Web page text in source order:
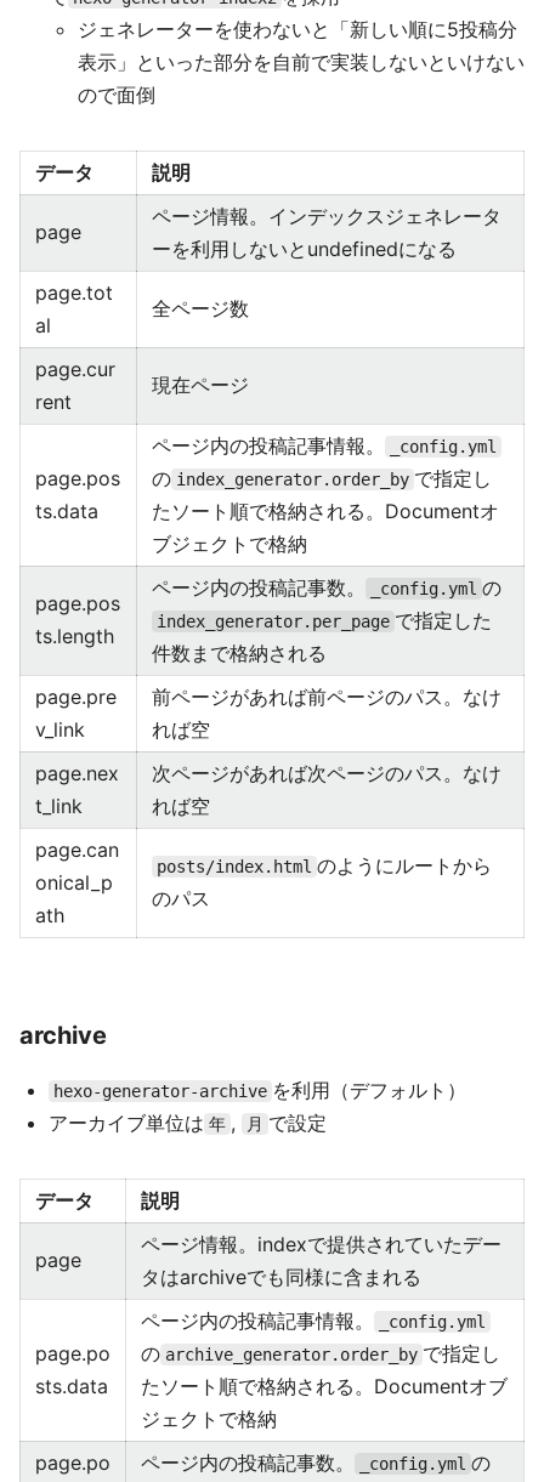
ジェネレーターを使わないと「新しい順に5投稿分
表示」といった部分を自前で実装しないといけない
ので面倒
データ 説明
page
ページ情報。インデックスジェネレータ
ーを利用しないとundefinedになる
page.tot
al
全ページ数
page.cur
rent
現在ページ
page.pos
ts.data
ページ内の投稿記事情報。 _config.yml
の index_generator.order_by で指定し
たソート順で格納される。Documentオ
ブジェクトで格納
page.pos
ts.length
ページ内の投稿記事数。 _config.yml の
index_generator.per_page で指定した
件数まで格納される
page.pre
v_link
前ページがあれば前ページのパス。なけ
れば空
page.nex
t_link
次ページがあれば次ページのパス。なけ
れば空
page.can
onical_p
ath
posts/index.html のようにルートから
のパス
archive
hexo-generator-archive を利用（デフォルト）
アーカイブ単位は 年 , 月 で設定
データ 説明
page
ページ情報。indexで提供されていたデー
タはarchiveでも同様に含まれる
page.po
sts.data
ページ内の投稿記事情報。 _config.yml
の archive_generator.order_by で指定し
たソート順で格納される。Documentオブ
ジェクトで格納
page.po
ページ内の投稿記事数。 _config.yml の